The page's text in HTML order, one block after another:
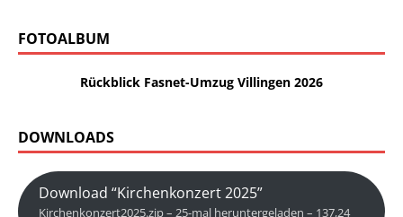
FOTOALBUM
Rückblick Fasnet-Umzug Villingen 2026
DOWNLOADS
Download “Kirchenkonzert 2025”
Kirchenkonzert2025.zip – 25-mal heruntergeladen – 137,24